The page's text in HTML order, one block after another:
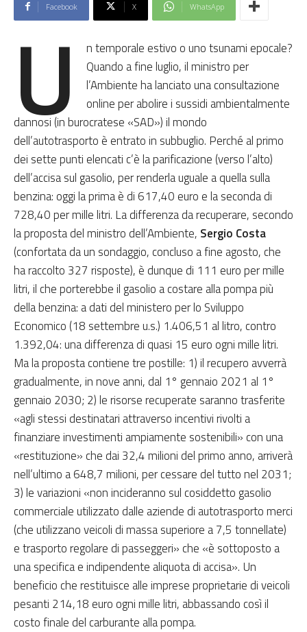
Facebook X WhatsApp
U
n temporale estivo o uno tsunami epocale?
Quando a fine luglio, il ministro per
l’Ambiente ha lanciato una consultazione
online per abolire i sussidi ambientalmente
dannosi (in burocratese «SAD») il mondo
dell’autotrasporto è entrato in subbuglio. Perché al primo
dei sette punti elencati c’è la parificazione (verso l’alto)
dell’accisa sul gasolio, per renderla uguale a quella sulla
benzina: oggi la prima è di 617,40 euro e la seconda di
728,40 per mille litri. La differenza da recuperare, secondo
la proposta del ministro dell’Ambiente, Sergio Costa
(confortata da un sondaggio, concluso a fine agosto, che
ha raccolto 327 risposte), è dunque di 111 euro per mille
litri, il che porterebbe il gasolio a costare alla pompa più
della benzina: a dati del ministero per lo Sviluppo
Economico (18 settembre u.s.) 1.406,51 al litro, contro
1.392,04: una differenza di quasi 15 euro ogni mille litri.
Ma la proposta contiene tre postille: 1) il recupero avverrà
gradualmente, in nove anni, dal 1° gennaio 2021 al 1°
gennaio 2030; 2) le risorse recuperate saranno trasferite
«agli stessi destinatari attraverso incentivi rivolti a
finanziare investimenti ampiamente sostenibili» con una
«restituzione» che dai 32,4 milioni del primo anno, arriverà
nell’ultimo a 648,7 milioni, per cessare del tutto nel 2031;
3) le variazioni «non incideranno sul cosiddetto gasolio
commerciale utilizzato dalle aziende di autotrasporto merci
(che utilizzano veicoli di massa superiore a 7,5 tonnellate)
e trasporto regolare di passeggeri» che «è sottoposto a
una specifica e indipendente aliquota di accisa». Un
beneficio che restituisce alle imprese proprietarie di veicoli
pesanti 214,18 euro ogni mille litri, abbassando così il
costo finale del carburante alla pompa.